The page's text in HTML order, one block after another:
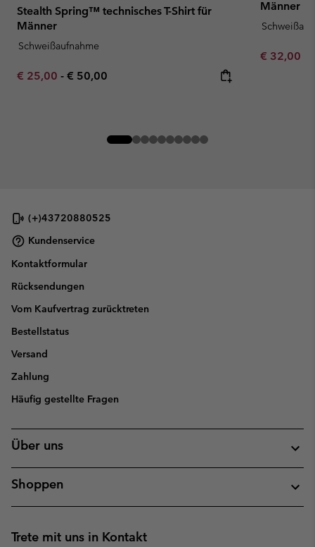
Stealth Spring™ technisches T-Shirt für
Männer
Schweißaufnahme
Minimum sale price:
€ 25,00 - Maximum price:
€ 50,00
Männer
Minimum
€ 32,00
(+)43720880525
Kundenservice
Kontaktformular
Rücksendungen
Vom Kaufvertrag zurücktreten
Bestellstatus
Versand
Zahlung
Häufig gestellte Fragen
Über uns
Shoppen
Trete mit uns in Kontakt